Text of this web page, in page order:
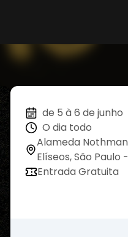
de 5 à 6 de junho
O dia todo
Alameda
Elíseos, São Paulo
Entrada Gratuita